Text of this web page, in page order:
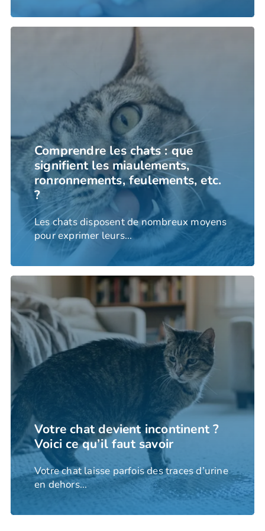
Comprendre les chats : que
signifient les miaulements,
ronronnements, feulements, etc.
?
Les chats disposent de nombreux moyens
pour exprimer leurs...
Votre chat devient incontinent ?
Voici ce qu’il faut savoir
Votre chat laisse parfois des traces d’urine
en dehors...